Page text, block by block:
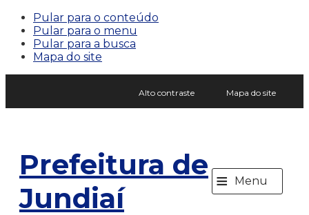
Pular para o conteúdo
Pular para o menu
Pular para a busca
Mapa do site
Alto contraste Mapa do site
Prefeitura de
Jundiaí
≡ Menu